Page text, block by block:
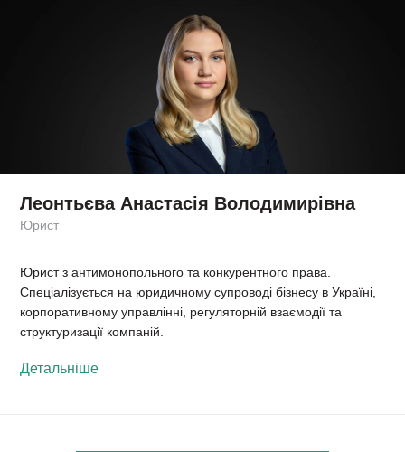
Леонтьєва Анастасія Володимирівна
Юрист
Юрист з антимонопольного та конкурентного права.
Спеціалізується на юридичному супроводі бізнесу в Україні,
корпоративному управлінні, регуляторній взаємодії та
структуризації компаній.
Детальніше